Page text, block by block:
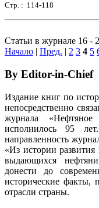
Стр. : 114-118
Статьи в журнале 16 -
Начало | Пред. | 2 3 4 5
By Editor-in-Chief
Издание книг по
непосредственно
журнала
исполнилось 95
направленность
«Из истории
выдающихся
донести до
исторические факты,
отрасли страны.